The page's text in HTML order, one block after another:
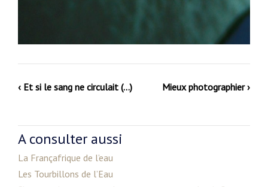
‹ Et si le sang ne circulait (…) Mieux photographier ›
A consulter aussi
La Françafrique de l’eau
Les Tourbillons de l’Eau